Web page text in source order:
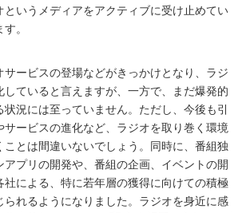
というメディアをアクティブに受け止めてい
。
サービスの登場などがきっかけとなり、ラジ
していると言えますが、一方で、まだ爆発的
況には至っていません。ただし、今後も引
サービスの進化など、ラジオを取り巻く環境
ことは間違いないでしょう。同時に、番組独
アプリの開発や、番組の企画、イベントの開
社による、特に若年層の獲得に向けての積極
られるようになりました。ラジオを身近に感